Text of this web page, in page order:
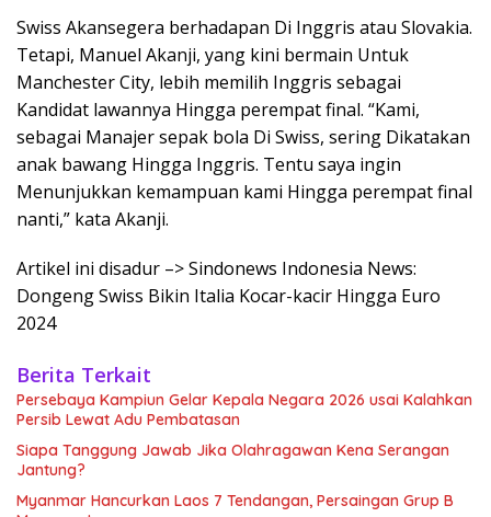
Swiss Akansegera berhadapan Di Inggris atau Slovakia.
Tetapi, Manuel Akanji, yang kini bermain Untuk
Manchester City, lebih memilih Inggris sebagai
Kandidat lawannya Hingga perempat final. “Kami,
sebagai Manajer sepak bola Di Swiss, sering Dikatakan
anak bawang Hingga Inggris. Tentu saya ingin
Menunjukkan kemampuan kami Hingga perempat final
nanti,” kata Akanji.
Artikel ini disadur –> Sindonews Indonesia News:
Dongeng Swiss Bikin Italia Kocar-kacir Hingga Euro
2024
Berita Terkait
Persebaya Kampiun Gelar Kepala Negara 2026 usai Kalahkan
Persib Lewat Adu Pembatasan
Siapa Tanggung Jawab Jika Olahragawan Kena Serangan
Jantung?
Myanmar Hancurkan Laos 7 Tendangan, Persaingan Grup B